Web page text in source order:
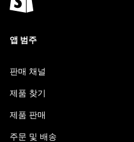
앱 범주
판매 채널
제품 찾기
제품 판매
주문 및 배송